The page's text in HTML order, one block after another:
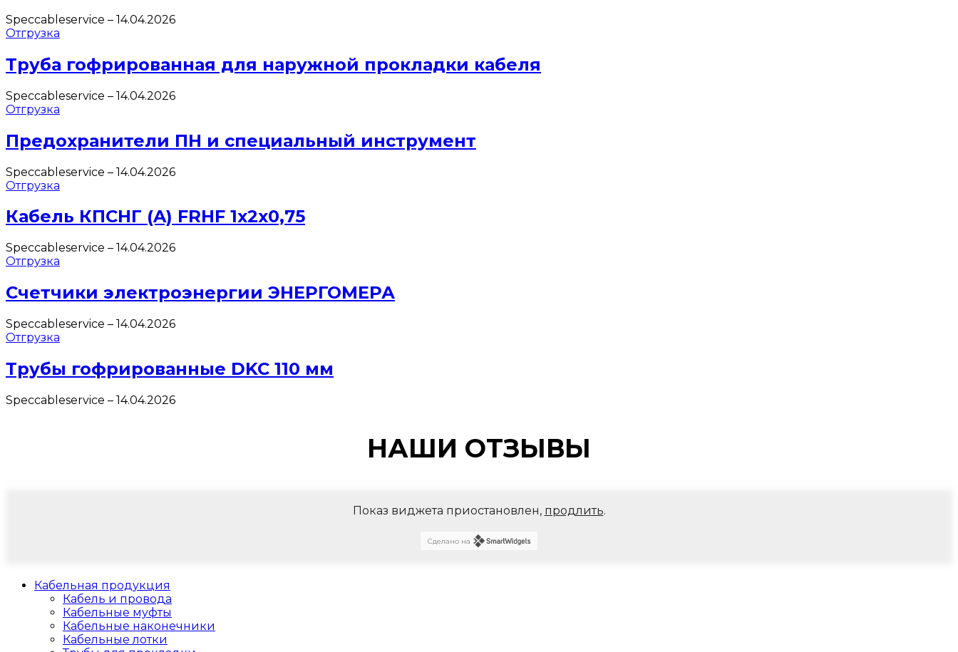
Speccableservice – 14.04.2026
Отгрузка
Труба гофрированная для наружной прокладки кабеля
Speccableservice – 14.04.2026
Отгрузка
Предохранители ПН и специальный инструмент
Speccableservice – 14.04.2026
Отгрузка
Кабель КПСНГ (A) FRHF 1х2х0,75
Speccableservice – 14.04.2026
Отгрузка
Счетчики электроэнергии ЭНЕРГОМЕРА
Speccableservice – 14.04.2026
Отгрузка
Трубы гофрированные DKC 110 мм
Speccableservice – 14.04.2026
НАШИ ОТЗЫВЫ
Показ виджета приостановлен, продлить.
Сделано на
Кабельная продукция
Кабель и провода
Кабельные муфты
Кабельные наконечники
Кабельные лотки